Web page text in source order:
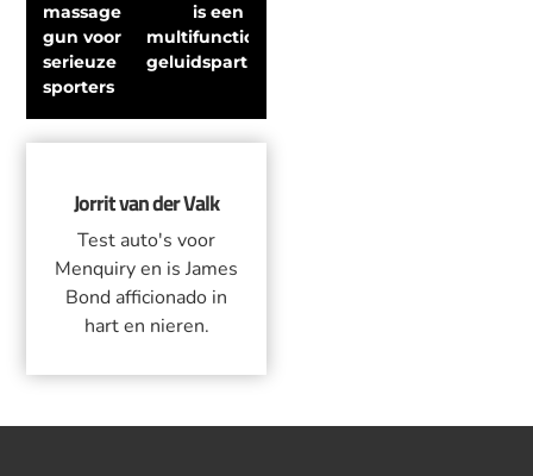
massage
gun voor
serieuze
sporters
is een
multifunctionele
geluidspartner
Jorrit van der Valk
Test auto's voor
Menquiry en is James
Bond afficionado in
hart en nieren.